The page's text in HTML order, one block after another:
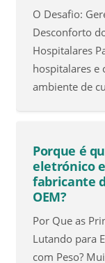
O Desafio:
Desconforto
Hospitalares
hospitalares e
ambiente de
Porque é
eletrónico
fabricante
OEM?
Por Que as
Lutando para
com Peso?